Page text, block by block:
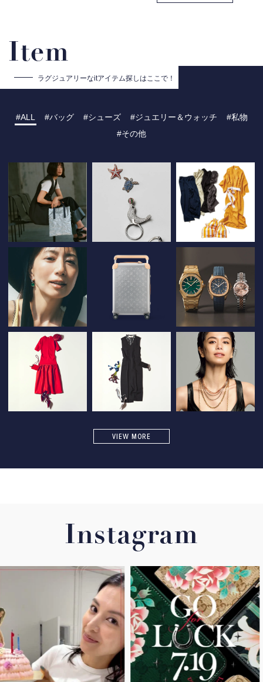
Item
ラグジュアリーなitアイテム探しはここで！
ALL バッグ シューズ ジュエリー＆ウォッチ
私物
その他
VIEW MORE
Instagram